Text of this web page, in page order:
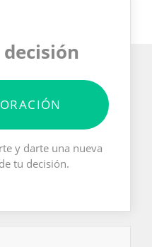
y darte una nueva
tu decisión.